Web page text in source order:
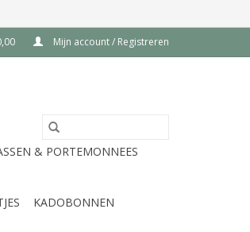
Mijn account / Registreren
& PORTEMONNEES
KADOBONNEN